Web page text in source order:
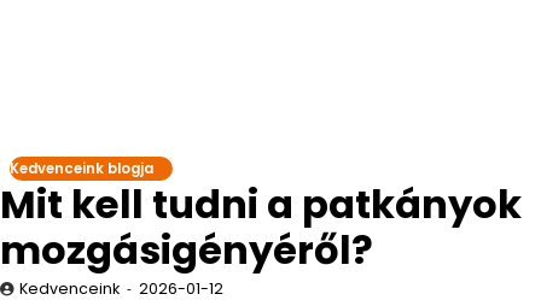
Kedvenceink blogja
Mit kell tudni a patkányok
mozgásigényéről?
Kedvenceink 2026-01-12